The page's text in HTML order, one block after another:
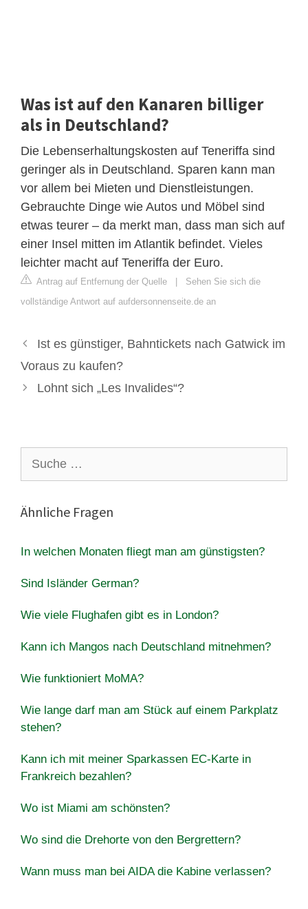
Was ist auf den Kanaren billiger
als in Deutschland?
Die Lebenserhaltungskosten auf Teneriffa sind
geringer als in Deutschland. Sparen kann man
vor allem bei Mieten und Dienstleistungen.
Gebrauchte Dinge wie Autos und Möbel sind
etwas teurer – da merkt man, dass man sich auf
einer Insel mitten im Atlantik befindet. Vieles
leichter macht auf Teneriffa der Euro.
Antrag auf Entfernung der Quelle | Sehen Sie sich die
vollständige Antwort auf aufdersonnenseite.de an
Ist es günstiger, Bahntickets nach Gatwick im
Voraus zu kaufen?
Lohnt sich „Les Invalides“?
nach:
Ähnliche Fragen
In welchen Monaten fliegt man am günstigsten?
Sind Isländer German?
Wie viele Flughafen gibt es in London?
Kann ich Mangos nach Deutschland mitnehmen?
Wie funktioniert MoMA?
Wie lange darf man am Stück auf einem Parkplatz
stehen?
Kann ich mit meiner Sparkassen EC-Karte in
Frankreich bezahlen?
Wo ist Miami am schönsten?
Wo sind die Drehorte von den Bergrettern?
Wann muss man bei AIDA die Kabine verlassen?